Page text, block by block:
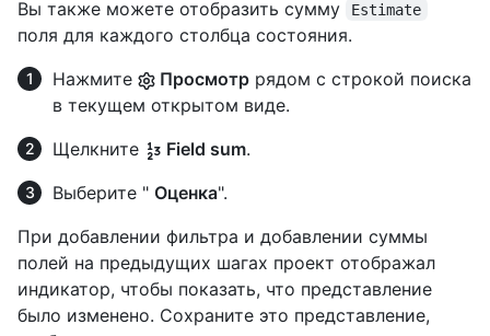
Вы также можете отобразить сумму
Estimate
поля для каждого столбца состояния.
Нажмите
Просмотр рядом с строкой поиска
в текущем открытом виде.
Щелкните
Field sum.
Выберите " Оценка".
При добавлении фильтра и добавлении суммы
полей на предыдущих шагах проект отображал
индикатор, чтобы показать, что представление
было изменено. Сохраните это представление,